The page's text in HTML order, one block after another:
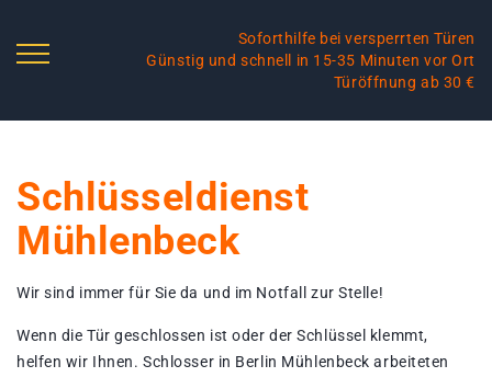
Soforthilfe bei versperrten Türen
Günstig und schnell in 15-35 Minuten vor Ort
Türöffnung ab 30 €
Schlüsseldienst
Mühlenbeck
Wir sind immer für Sie da und im Notfall zur Stelle!
Wenn die Tür geschlossen ist oder der Schlüssel klemmt,
helfen wir Ihnen. Schlosser in Berlin Mühlenbeck arbeiteten